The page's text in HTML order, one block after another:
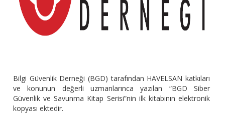
Bilgi Güvenlik Derneği (BGD) tarafından HAVELSAN katkıları
ve konunun değerli uzmanlarınca yazılan “BGD Siber
Güvenlik ve Savunma Kitap Serisi”nin ilk kitabının elektronik
kopyası ektedir.